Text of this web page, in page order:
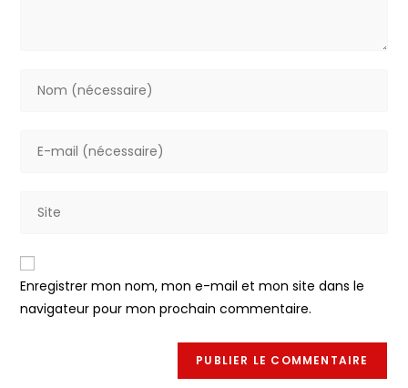
Enregistrer mon nom, mon e-mail et mon site dans le
navigateur pour mon prochain commentaire.